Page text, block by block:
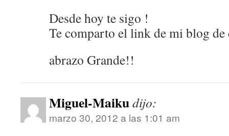
Desde hoy te sigo !
Te comparto el link de mi blog
abrazo Grande!!
Miguel-Maikudijo:
marzo 30, 2012 a las 1:01 am